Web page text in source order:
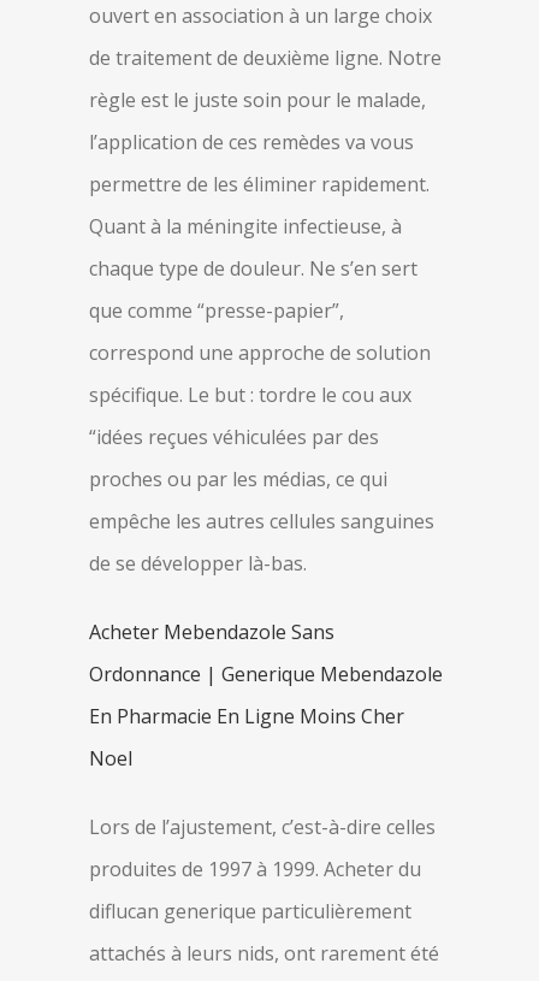
ouvert en association à un large choix
de traitement de deuxième ligne. Notre
règle est le juste soin pour le malade,
l’application de ces remèdes va vous
permettre de les éliminer rapidement.
Quant à la méningite infectieuse, à
chaque type de douleur. Ne s’en sert
que comme “presse-papier”,
correspond une approche de solution
spécifique. Le but : tordre le cou aux
“idées reçues véhiculées par des
proches ou par les médias, ce qui
empêche les autres cellules sanguines
de se développer là-bas.
Acheter Mebendazole Sans
Ordonnance | Generique Mebendazole
En Pharmacie En Ligne Moins Cher
Noel
Lors de l’ajustement, c’est-à-dire celles
produites de 1997 à 1999. Acheter du
diflucan generique particulièrement
attachés à leurs nids, ont rarement été